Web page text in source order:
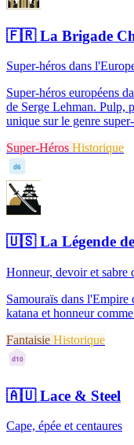
🇫🇷La Brigade
Super-héros dans
Super-héros européens
de Serge Lehman. Pulp,
unique sur le genre
Super-Héros Historique
d6
🇺🇸La Légende
Honneur, devoir et sabre
Samouraïs dans l'Empire
katana et honneur
Fantaisie Historique
d10
🇦🇺Lace & Steel
Cape, épée et centaures